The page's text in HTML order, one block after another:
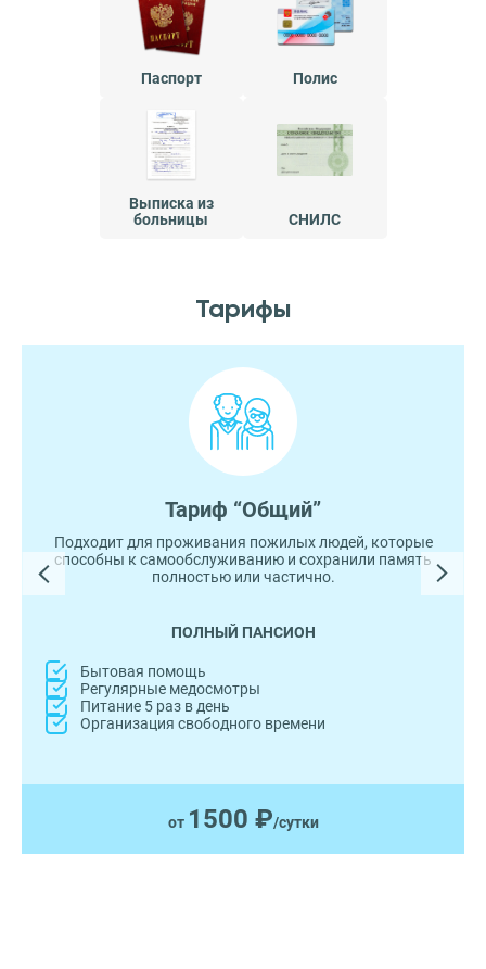
Паспорт Полис
Выписка из
больницы
СНИЛС
Тарифы
Тариф “Общий”
Подходит для проживания пожилых людей, которые
способны к самообслуживанию и сохранили память
полностью или частично.
ПОЛНЫЙ ПАНСИОН
Бытовая помощь
Регулярные медосмотры
Питание 5 раз в день
Организация свободного времени
от 1500 ₽/сутки